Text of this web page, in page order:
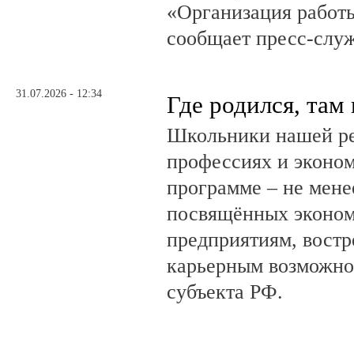
«Организация
сообщает пресс-
31.07.2026 - 12:34 Где родился, там
Школьники нашей
профессиях и
программе – не
посвящённых
предприятиям,
карьерным
субъекта РФ.